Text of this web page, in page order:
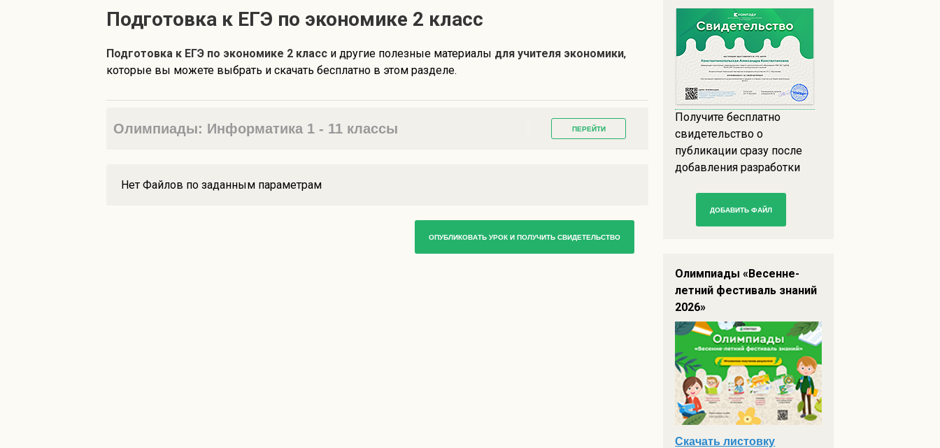
Подготовка к ЕГЭ по экономике 2 класс
Подготовка к ЕГЭ по экономике 2 класс и другие полезные материалы для учителя экономики,
которые вы можете выбрать и скачать бесплатно в этом разделе.
Олимпиады: Информатика 1 - 11 классы ПЕРЕЙТИ
Нет Файлов по заданным параметрам
ОПУБЛИКОВАТЬ УРОК И ПОЛУЧИТЬ СВИДЕТЕЛЬСТВО
Получите бесплатно
свидетельство о
публикации сразу после
добавления разработки
ДОБАВИТЬ ФАЙЛ
Олимпиады «Весенне-
летний фестиваль знаний
2026»
Скачать листовку